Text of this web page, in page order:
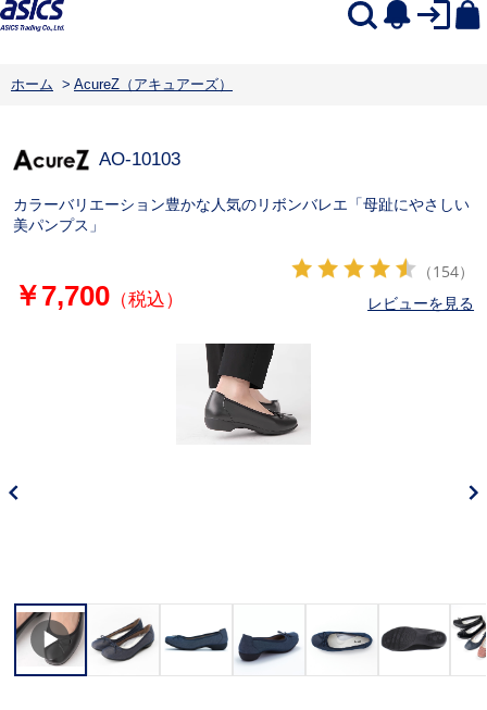
ホーム > AcureZ（アキュアーズ）
AO-10103
カラーバリエーション豊かな人気のリボンバレエ「母趾にやさしい
美パンプス」
￥7,700（税込）
（154）
レビューを見る